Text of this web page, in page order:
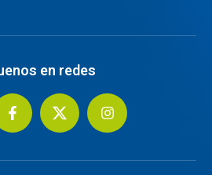
en redes